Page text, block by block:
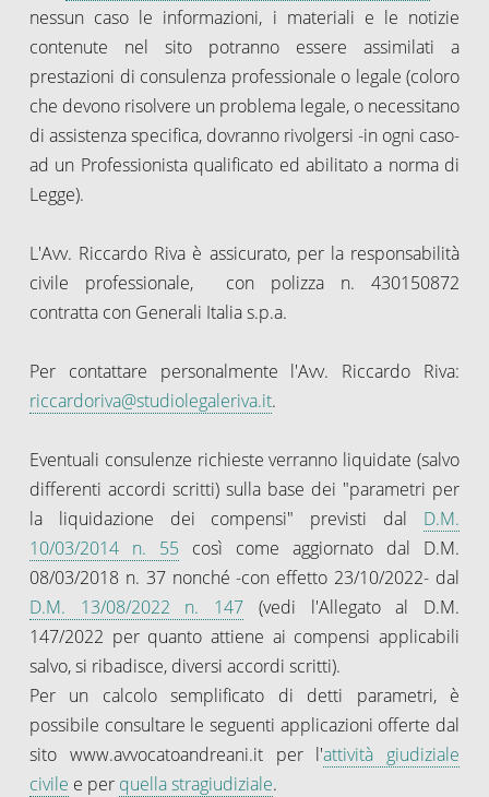
nessun caso le informazioni, i materiali e le notizie
contenute nel sito potranno essere assimilati a
prestazioni di consulenza professionale o legale (coloro
che devono risolvere un problema legale, o necessitano
di assistenza specifica, dovranno rivolgersi -in ogni caso-
ad un Professionista qualificato ed abilitato a norma di
Legge).
L'Avv. Riccardo Riva è assicurato, per la responsabilità
civile professionale, con polizza n. 430150872
contratta con Generali Italia s.p.a.
Per contattare personalmente l'Avv. Riccardo Riva:
riccardoriva@studiolegaleriva.it.
Eventuali consulenze richieste verranno liquidate (salvo
differenti accordi scritti) sulla base dei "parametri per
la liquidazione dei compensi" previsti dal D.M.
10/03/2014 n. 55 così come aggiornato dal D.M.
08/03/2018 n. 37 nonché -con effetto 23/10/2022- dal
D.M. 13/08/2022 n. 147 (vedi l'Allegato al D.M.
147/2022 per quanto attiene ai compensi applicabili
salvo, si ribadisce, diversi accordi scritti).
Per un calcolo semplificato di detti parametri, è
possibile consultare le seguenti applicazioni offerte dal
sito www.avvocatoandreani.it per l'attività giudiziale
civile e per quella stragiudiziale.